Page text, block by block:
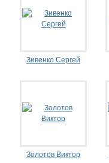
Зивенко Сергей
Золотов Виктор